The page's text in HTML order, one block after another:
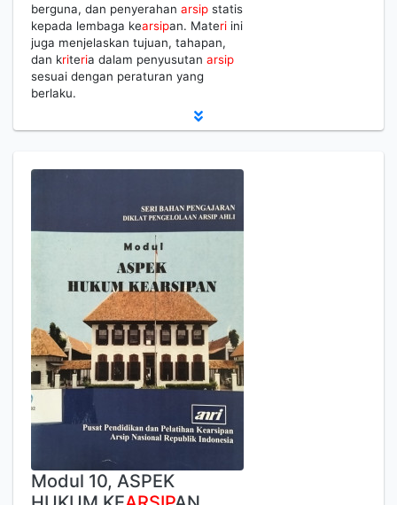
berguna, dan penyerahan arsip statis
kepada lembaga kearsipan. Materi ini
juga menjelaskan tujuan, tahapan,
dan kriteria dalam penyusutan arsip
sesuai dengan peraturan yang
berlaku.
Modul 10, ASPEK